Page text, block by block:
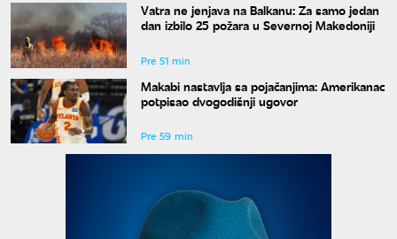
Vatra ne jenjava na Balkanu: Za samo jedan
dan izbilo 25 požara u Severnoj Makedoniji
Pre 51 min
Makabi nastavlja sa pojačanjima: Amerikanac
potpisao dvogodišnji ugovor
Pre 59 min